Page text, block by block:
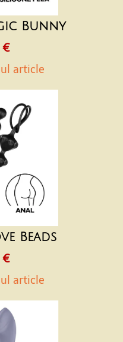
Bunny
€
article
Beads
€
article